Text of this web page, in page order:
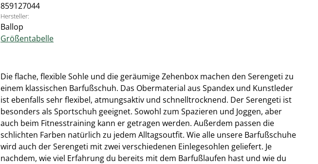
859127044
Hersteller:
Ballop
Größentabelle
Die flache, flexible Sohle und die geräumige Zehenbox machen den Serengeti zu
einem klassischen Barfußschuh. Das Obermaterial aus Spandex und Kunstleder
ist ebenfalls sehr flexibel, atmungsaktiv und schnelltrocknend. Der Serengeti ist
besonders als Sportschuh geeignet. Sowohl zum Spazieren und Joggen, aber
auch beim Fitnesstraining kann er getragen werden. Außerdem passen die
schlichten Farben natürlich zu jedem Alltagsoutfit. Wie alle unsere Barfußschuhe
wird auch der Serengeti mit zwei verschiedenen Einlegesohlen geliefert. Je
nachdem, wie viel Erfahrung du bereits mit dem Barfußlaufen hast und wie du